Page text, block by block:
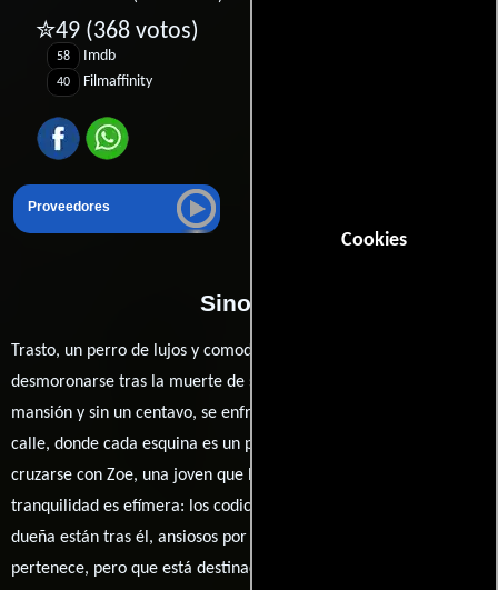
Cookies
✮49 (368 votos)
58 Imdb
40 Filmaffinity
Proveedores
Sinopsis
Trasto, un perro de lujos y comodidades, ve su mundo
desmoronarse tras la muerte de su dueña. Expulsado de la
mansión y sin un centavo, se enfrenta a las duras realidades de la
calle, donde cada esquina es un peligro. Su suerte cambia al
cruzarse con Zoe, una joven que lo acoge con bondad. Pero la
tranquilidad es efímera: los codiciosos sobrinos de su difunta
dueña están tras él, ansiosos por reclamar una herencia que les
pertenece, pero que está destinada exclusivamente a Trasto. En